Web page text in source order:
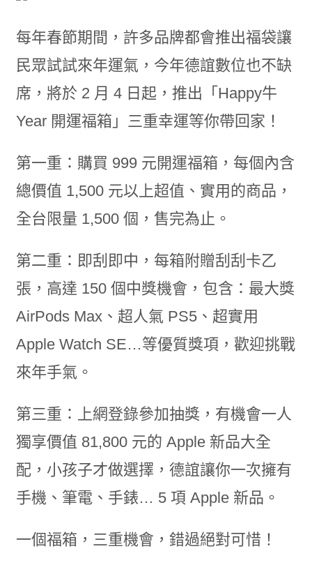
每年春節期間，許多品牌都會推出福袋讓
民眾試試來年運氣，今年德誼數位也不缺
席，將於 2 月 4 日起，推出「Happy牛
Year 開運福箱」三重幸運等你帶回家！
第一重：購買 999 元開運福箱，每個內含
總價值 1,500 元以上超值、實用的商品，
全台限量 1,500 個，售完為止。
第二重：即刮即中，每箱附贈刮刮卡乙
張，高達 150 個中獎機會，包含：最大獎
AirPods Max、超人氣 PS5、超實用
Apple Watch SE…等優質獎項，歡迎挑戰
來年手氣。
第三重：上網登錄參加抽獎，有機會一人
獨享價值 81,800 元的 Apple 新品大全
配，小孩子才做選擇，德誼讓你一次擁有
手機、筆電、手錶… 5 項 Apple 新品。
一個福箱，三重機會，錯過絕對可惜！